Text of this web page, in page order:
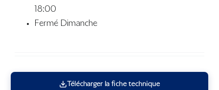
18:00
Fermé Dimanche
Télécharger la fiche technique